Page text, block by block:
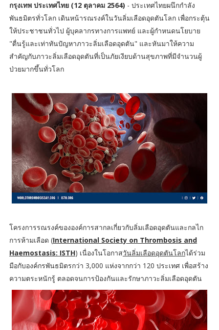
กรุงเทพ ประเทศไทย (12 ตุลาคม 2564) - ประเทศไทยผนึกกำลัง
พันธมิตรทั่วโลก เดินหน้ารณรงค์ในวันลิ่มเลือดอุดตันโลก เพื่อกระตุ้น
ให้ประชาชนทั่วไป ผู้บุคลากรทางการแพทย์ และผู้กำหนดนโยบาย
"ตื่นรู้และเท่าทันปัญหาภาวะลิ่มเลือดอุดตัน" และหันมาให้ความ
สำคัญกับภาวะลิ่มเลือดอุดตันที่เป็นภัยเงียบด้านสุขภาพที่มีจำนวนผู้
ป่วยมากขึ้นทั่วโลก
โครงการรณรงค์ขององค์การสากลเกี่ยวกับลิ่มเลือดอุดตันและกลไก
การห้ามเลือด (International Society on Thrombosis and
Haemostasis: ISTH) เนื่องในโอกาสวันลิ่มเลือดอุดตันโลกได้ร่วม
มือกับองค์กรพันธมิตรกว่า 3,000 แห่งจากกว่า 120 ประเทศ เพื่อสร้าง
ความตระหนักรู้ ตลอดจนการป้องกันและรักษาภาวะลิ่มเลือดอุดตัน